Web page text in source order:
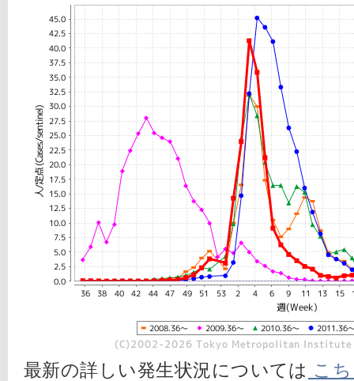
最新の詳しい発生状況については こ